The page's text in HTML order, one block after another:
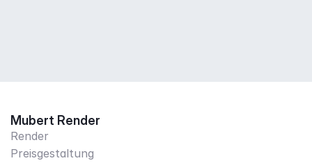
Mubert Render
Render
Preisgestaltung